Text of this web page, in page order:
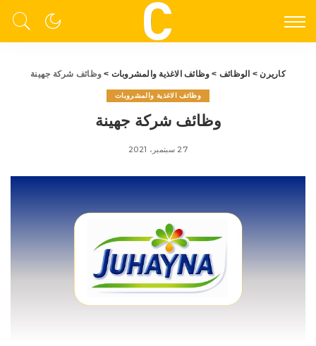
كاريرن> الوظائف > وظائف الاغذية والمشروبات >وظائف شركة جهينة
وظائف الاغذية والمشروبات
وظائف شركة جهينة
27 سبتمبر، 2021